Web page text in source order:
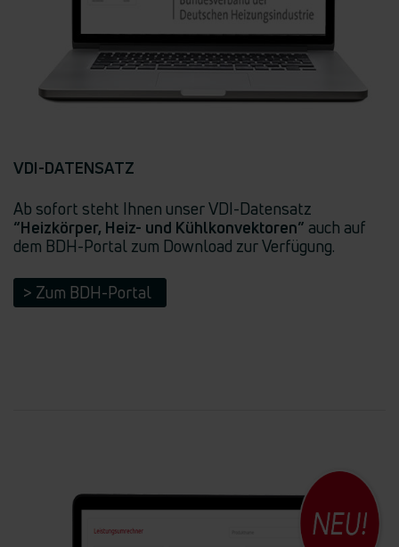
VDI-DATENSATZ
Ab sofort steht Ihnen unser VDI-Datensatz
“Heizkörper, Heiz- und Kühlkonvektoren” auch auf
dem BDH-Portal zum Download zur Verfügung.
> Zum BDH-Portal